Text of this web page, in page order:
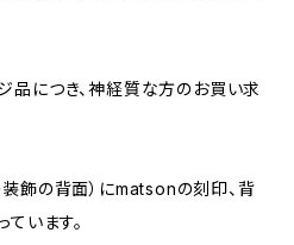
品につき、神経質な方のお買い求
装飾の背面）にmatsonの刻印、背
います。